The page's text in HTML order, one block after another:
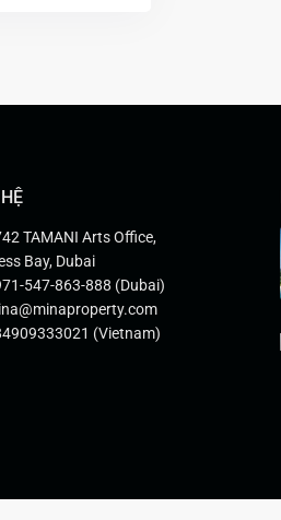
TAMANI Arts Office,
Bay, Dubai
547-863-888 (Dubai)
(Vietnam)